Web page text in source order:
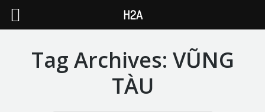
Tag Archives: VŨNG
TÀU
H2A